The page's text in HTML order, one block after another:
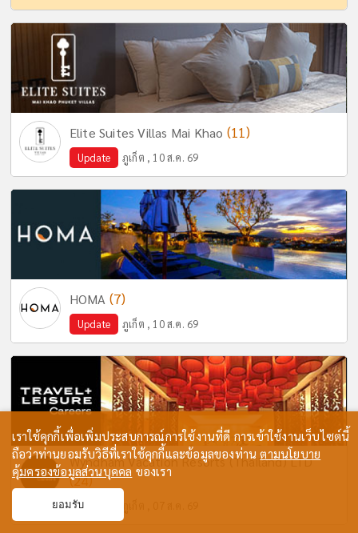
Elite Suites Villas Mai Khao (11)
Update ภูเก็ต , 10 ส.ค. 69
HOMA (7)
Update ภูเก็ต , 10 ส.ค. 69
Wyndham Vacation Resorts (Thailand) LTD
(24)
Update
เราใช้คุกกี้เพื่อเพิ่มประสบการณ์การใช้งานที่ดี การเข้าใช้งานเว็บไซต์นี้
ถือว่าท่านยอมรับวิธีที่เราใช้คุกกี้และข้อมูลของท่านตามนโยบาย
คุ้มครองข้อมูลส่วนบุคคล ของเรา
ยอมรับ